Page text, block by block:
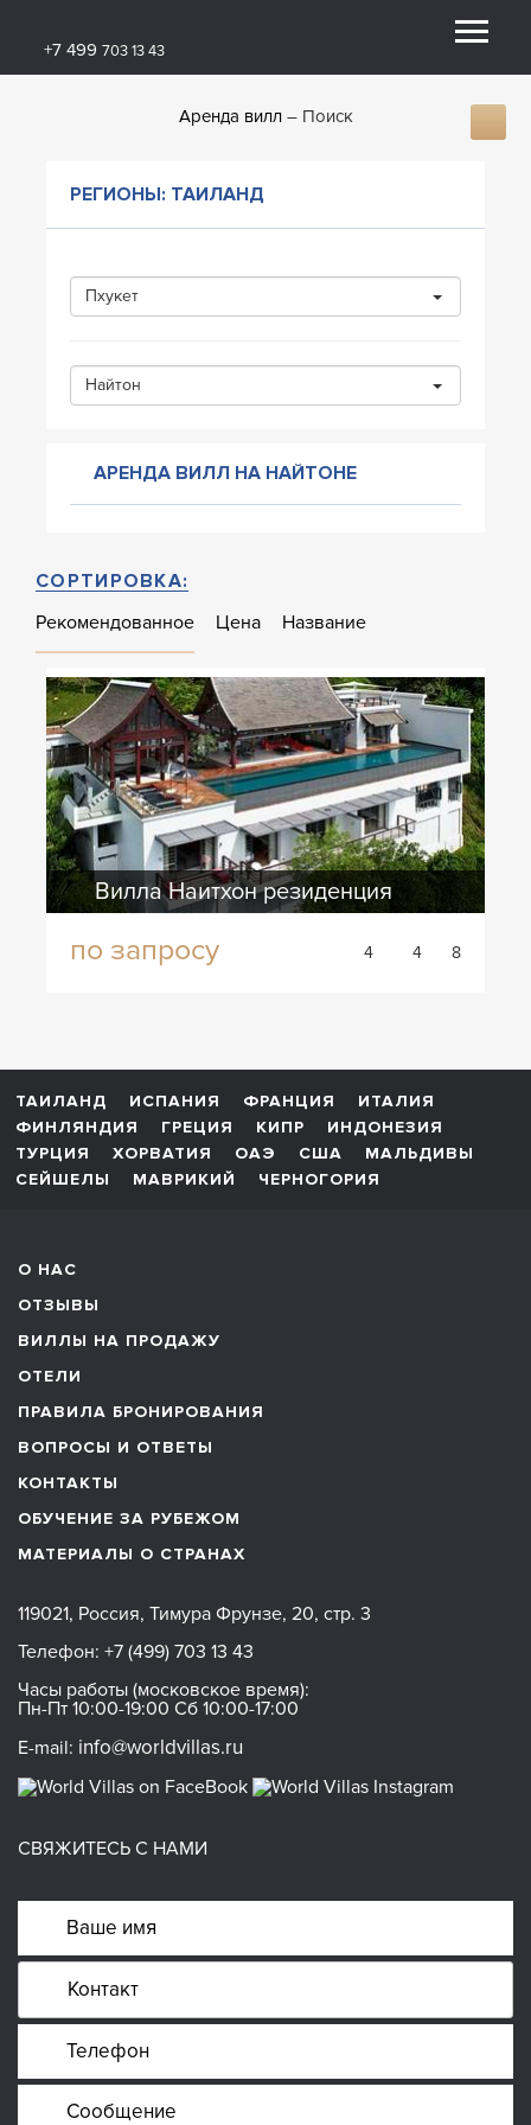
+7 499 703 13 43
Аренда вилл Поиск
РЕГИОНЫ: ТАИЛАНД
Пхукет
Найтон
АРЕНДА ВИЛЛ НА НАЙТОНЕ
СОРТИРОВКА:
Рекомендованное
Цена Название
Вилла Наитхон резиденция
по запросу 4 4 8
ТАИЛАНД ИСПАНИЯ ФРАНЦИЯ
ИТАЛИЯ
ФИНЛЯНДИЯ
ГРЕЦИЯ КИПР
ИНДОНЕЗИЯ
ТУРЦИЯ
ХОРВАТИЯ ОАЭ США
МАЛЬДИВЫ
СЕЙШЕЛЫ
МАВРИКИЙ ЧЕРНОГОРИЯ
О НАС
ОТЗЫВЫ
ВИЛЛЫ НА ПРОДАЖУ
ОТЕЛИ
ПРАВИЛА БРОНИРОВАНИЯ
ВОПРОСЫ И ОТВЕТЫ
КОНТАКТЫ
ОБУЧЕНИЕ ЗА РУБЕЖОМ
МАТЕРИАЛЫ О СТРАНАХ
119021, Россия, Тимура Фрунзе, 20, стр. 3
Телефон: +7 (499) 703 13 43
Часы работы (московское время):
Пн-Пт 10:00-19:00 Сб 10:00-17:00
E-mail: info@worldvillas.ru
СВЯЖИТЕСЬ С НАМИ